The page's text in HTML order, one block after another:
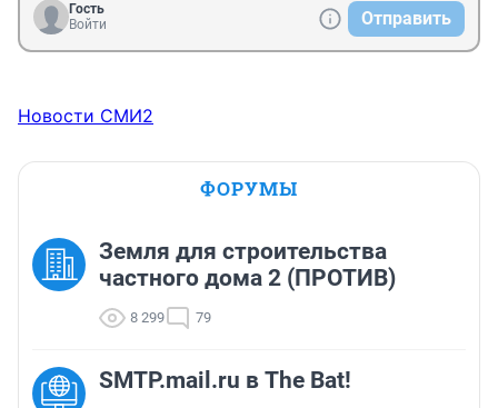
Гость
Войти
Отправить
Новости СМИ2
ФОРУМЫ
Земля для строительства
частного дома 2 (ПРОТИВ)
8 299 79
SMTP.mail.ru в The Bat!